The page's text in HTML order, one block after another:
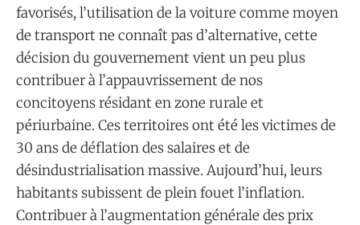
favorisés, l’utilisation de la voiture comme moyen
de transport ne connaît pas d’alternative, cette
décision du gouvernement vient un peu plus
contribuer à l’appauvrissement de nos
concitoyens résidant en zone rurale et
périurbaine. Ces territoires ont été les victimes de
30 ans de déflation des salaires et de
désindustrialisation massive. Aujourd’hui, leurs
habitants subissent de plein fouet l’inflation.
Contribuer à l’augmentation générale des prix